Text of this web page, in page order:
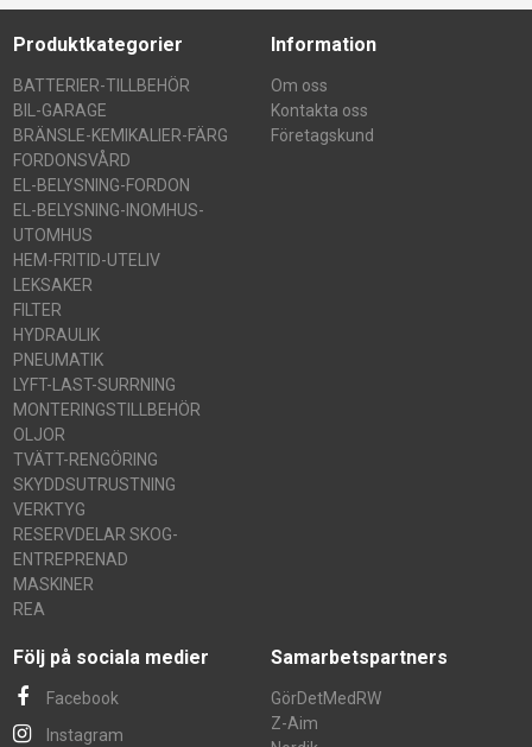
Produktkategorier
BATTERIER-TILLBEHÖR
BIL-GARAGE
BRÄNSLE-KEMIKALIER-FÄRG
FORDONSVÅRD
EL-BELYSNING-FORDON
EL-BELYSNING-INOMHUS-
UTOMHUS
HEM-FRITID-UTELIV
LEKSAKER
FILTER
HYDRAULIK
PNEUMATIK
LYFT-LAST-SURRNING
MONTERINGSTILLBEHÖR
OLJOR
TVÄTT-RENGÖRING
SKYDDSUTRUSTNING
VERKTYG
RESERVDELAR SKOG-
ENTREPRENAD
MASKINER
REA
Information
Om oss
Kontakta oss
Företagskund
Följ på sociala medier
Facebook
Instagram
Samarbetspartners
GörDetMedRW
Z-Aim